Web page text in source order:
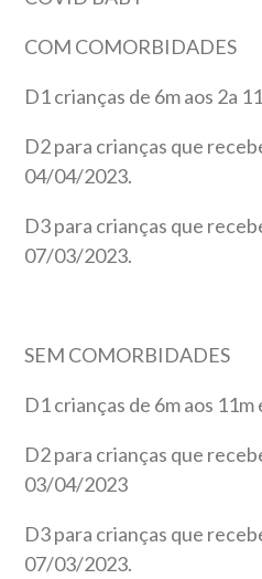
COM COMORBIDADES
D1 crianças de 6m aos 2a
D2 para crianças que
04/04/2023.
D3 para crianças que
07/03/2023.
SEM COMORBIDADES
D1 crianças de 6m aos 11m
D2 para crianças que
03/04/2023
D3 para crianças que
07/03/2023.